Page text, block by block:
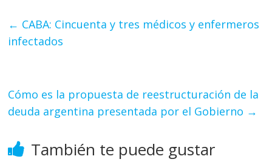
← CABA: Cincuenta y tres médicos y enfermeros
infectados
Cómo es la propuesta de reestructuración de la
deuda argentina presentada por el Gobierno →
También te puede gustar